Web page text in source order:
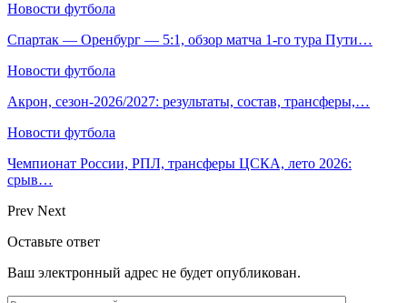
Новости футбола
Спартак — Оренбург — 5:1, обзор матча 1-го тура Пути…
Новости футбола
Акрон, сезон-2026/2027: результаты, состав, трансферы,…
Новости футбола
Чемпионат России, РПЛ, трансферы ЦСКА, лето 2026:
срыв…
Prev Next
Оставьте ответ
Ваш электронный адрес не будет опубликован.